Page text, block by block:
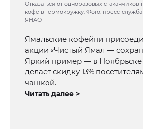
Отказаться от одноразовых стаканчиков
кофе в термокружку. Фото: пресс-служба
ЯНАО
Ямальские кофейни
акции «Чистый Ямал —
Яркий пример — в Ноябрьске
делает скидку 13%
чашкой.
Читать далее >